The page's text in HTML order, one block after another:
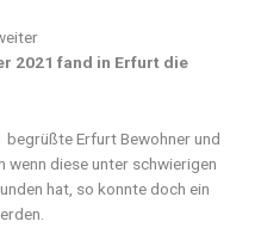
2021 fand in Erfurt die
Erfurt Bewohner und
wenn diese unter schwierigen
hat, so konnte doch ein